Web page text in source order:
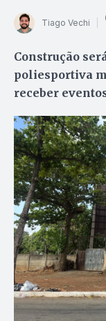
Tiago Vechi
Construção
poliesportiva
receber